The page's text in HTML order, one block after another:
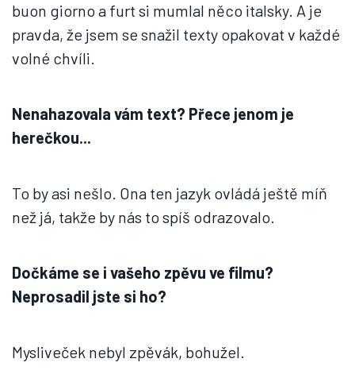
buon giorno a furt si mumlal něco italsky. A je
pravda, že jsem se snažil texty opakovat v každé
volné chvíli.
Nenahazovala vám text? Přece jenom je
herečkou...
To by asi nešlo. Ona ten jazyk ovládá ještě míň
než já, takže by nás to spíš odrazovalo.
Dočkáme se i vašeho zpěvu ve filmu?
Neprosadil jste si ho?
Mysliveček nebyl zpěvák, bohužel.